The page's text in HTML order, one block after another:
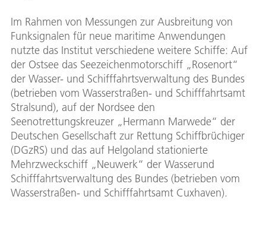
Im Rahmen von Messungen zur Ausbreitung von
Funksignalen für neue maritime Anwendungen
nutzte das Institut verschiedene weitere Schiffe: Auf
der Ostsee das Seezeichenmotorschiff „Rosenort“
der Wasser- und Schifffahrtsverwaltung des Bundes
(betrieben vom Wasserstraßen- und Schifffahrtsamt
Stralsund), auf der Nordsee den
Seenotrettungskreuzer „Hermann Marwede“ der
Deutschen Gesellschaft zur Rettung Schiffbrüchiger
(DGzRS) und das auf Helgoland stationierte
Mehrzweckschiff „Neuwerk“ der Wasserund
Schifffahrtsverwaltung des Bundes (betrieben vom
Wasserstraßen- und Schifffahrtsamt Cuxhaven).